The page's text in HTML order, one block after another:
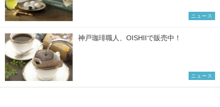
ニュース
神戸珈琲職人、OISHIIで販売中！
ニュース